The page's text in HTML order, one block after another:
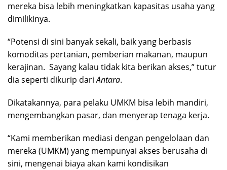
mereka bisa lebih meningkatkan kapasitas usaha yang
dimilikinya.
“Potensi di sini banyak sekali, baik yang berbasis
komoditas pertanian, pemberian makanan, maupun
kerajinan. Sayang kalau tidak kita berikan akses,” tutur
dia seperti dikurip dariAntara.
Dikatakannya, para pelaku UMKM bisa lebih mandiri,
mengembangkan pasar, dan menyerap tenaga kerja.
“Kami memberikan mediasi dengan pengelolaan dan
mereka (UMKM) yang mempunyai akses berusaha di
sini, mengenai biaya akan kami kondisikan